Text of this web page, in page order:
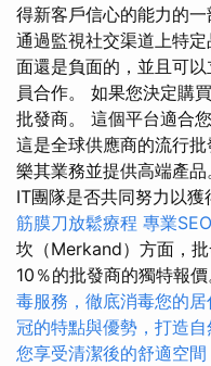
得新客戶信心的能力的一
通過監視社交渠道上特
面還是負面的，並且可
員合作。 如果您決定購
批發商。 這個平台適合
這是全球供應商的流行
樂其業務並提供高端產
IT團隊是否共同努力以獲
筋膜刀放鬆療程 專業
坎（Merkand）方面，
10％的批發商的獨特報價
毒服務，徹底消毒您的居
冠的特點與優勢，打造
您享受清潔後的舒適空間